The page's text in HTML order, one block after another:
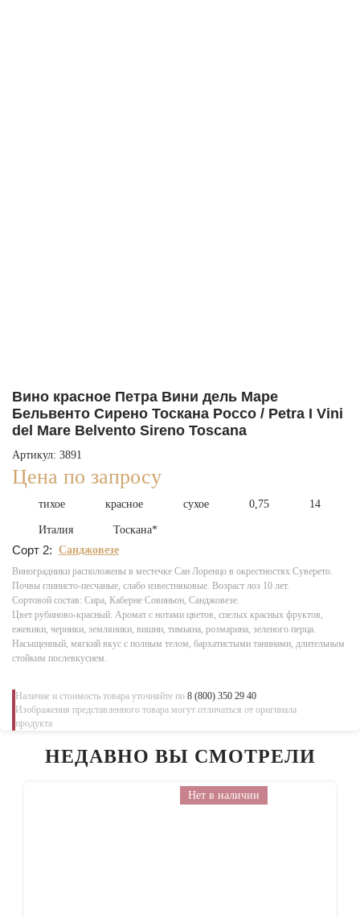
Вино красное Петра Вини дель Маре
Бельвенто Сирено Тоскана Россо / Petra I Vini
del Mare Belvento Sireno Toscana
Артикул: 3891
Цена по запросу
тихое красное сухое 0,75 14
Италия Тоскана*
Сорт 2: Санджовезе
Виноградники расположены в местечке Сан Лоренцо в окрестностях Суверето.
Почвы глинисто-песчаные, слабо известняковые. Возраст лоз 10 лет.
Сортовой состав: Сира, Каберне Совиньон, Санджовезе.
Цвет рубиново-красный. Аромат с нотами цветов, спелых красных фруктов,
ежевики, черники, земляники, вишни, тимьяна, розмарина, зеленого перца.
Насыщенный, мягкий вкус с полным телом, бархатистыми танинами, длительным
стойким послевкусием.
Наличие и стоимость товара уточняйте по 8 (800) 350 29 40
Изображения представленного товара могут отличаться от оригинала
продукта
НЕДАВНО ВЫ СМОТРЕЛИ
Нет в наличии